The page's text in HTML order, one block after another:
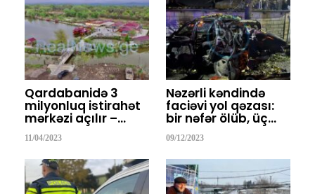
Qardabanidə 3
milyonluq istirahət
mərkəzi açılır –…
11/04/2023
Nəzərli kəndində
faciəvi yol qəzası:
bir nəfər ölüb, üç…
09/12/2023